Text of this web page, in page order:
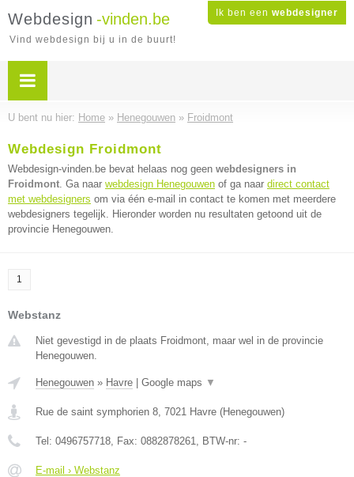
Ik ben een webdesigner
Webdesign -vinden.be
Vind webdesign bij u in de buurt!
U bent nu hier: Home » Henegouwen » Froidmont
Webdesign Froidmont
Webdesign-vinden.be bevat helaas nog geen webdesigners in
Froidmont. Ga naar webdesign Henegouwen of ga naar direct contact
met webdesigners om via één e-mail in contact te komen met meerdere
webdesigners tegelijk. Hieronder worden nu resultaten getoond uit de
provincie Henegouwen.
1
Webstanz
Niet gevestigd in de plaats Froidmont, maar wel in de provincie
Henegouwen.
Henegouwen » Havre Google maps ▼
Rue de saint symphorien 8, 7021 Havre (Henegouwen)
Tel: 0496757718, Fax: 0882878261, BTW-nr: -
E-mail › Webstanz